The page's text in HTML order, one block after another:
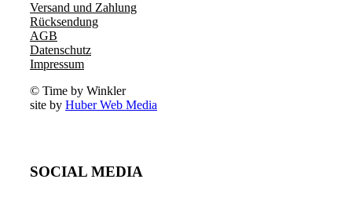
Versand und Zahlung
Rücksendung
AGB
Datenschutz
Impressum
© Time by Winkler
site by Huber Web Media
SOCIAL MEDIA